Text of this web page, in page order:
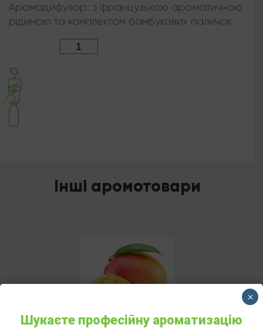
Аромадифузор: з французькою ароматичною
рідиною та комплектом бамбукових паличок
Інші аромотовари
Шукаєте професійну ароматизацію
×